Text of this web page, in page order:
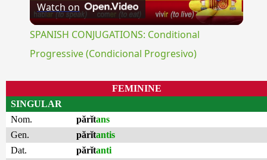
Video
Watch on
SPANISH CONJUGATIONS: Conditional
Progressive (Condicional Progresivo)
FEMININE
SINGULAR
Nom.
părĭtans
Gen.
părĭtantis
Dat.
părĭtanti